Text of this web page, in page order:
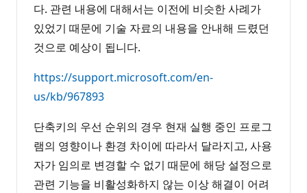
다. 관련 내용에 대해서는 이전에 비슷한 사례가
있었기 때문에 기술 자료의 내용을 안내해 드렸던
것으로 예상이 됩니다.
https://support.microsoft.com/en-
us/kb/967893
단축키의 우선 순위의 경우 현재 실행 중인 프로그
램의 영향이나 환경 차이에 따라서 달라지고, 사용
자가 임의로 변경할 수 없기 때문에 해당 설정으로
관련 기능을 비활성화하지 않는 이상 해결이 어려